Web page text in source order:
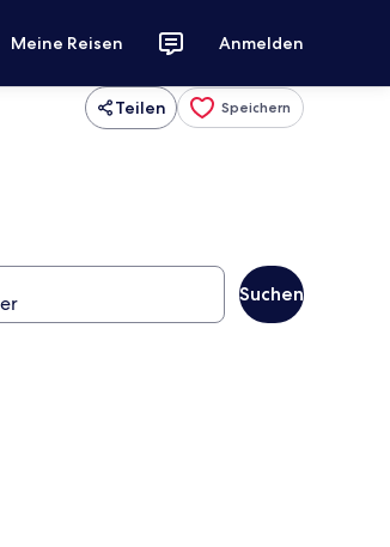
Meine Reisen Anmelden
Teilen Speichern
Suchen